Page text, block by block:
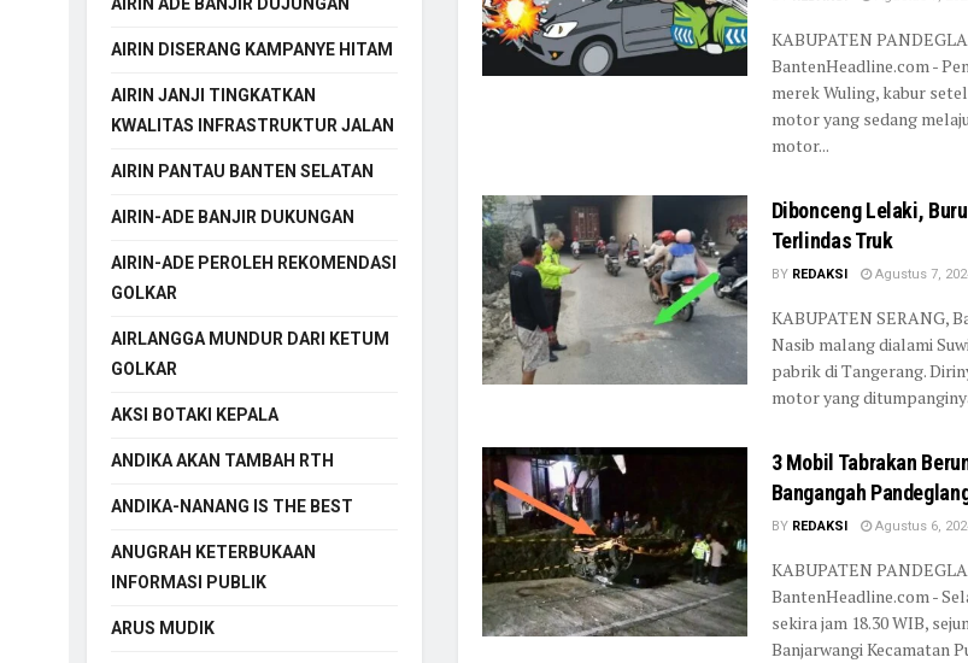
KABUPATEN
BantenHeadline.com -
merek Wuling, kabur
motor yang sedang
motor...
Dibonceng Lelaki,
Terlindas Truk
BY REDAKSI Agustus 7,
KABUPATEN SERANG,
Nasib malang dialami
pabrik di Tangerang.
motor yang
3 Mobil Tabrakan
Bangangah
BY REDAKSI Agustus 6,
KABUPATEN
BantenHeadline.com -
sekira jam 18.30 WIB,
Banjarwangi Kecamatan
AIRIN DISERANG KAMPANYE HITAM
AIRIN JANJI TINGKATKAN
KWALITAS INFRASTRUKTUR JALAN
AIRIN PANTAU BANTEN SELATAN
AIRIN-ADE BANJIR DUKUNGAN
AIRIN-ADE PEROLEH REKOMENDASI
GOLKAR
AIRLANGGA MUNDUR DARI KETUM
GOLKAR
AKSI BOTAKI KEPALA
ANDIKA AKAN TAMBAH RTH
ANDIKA-NANANG IS THE BEST
ANUGRAH KETERBUKAAN
INFORMASI PUBLIK
ARUS MUDIK